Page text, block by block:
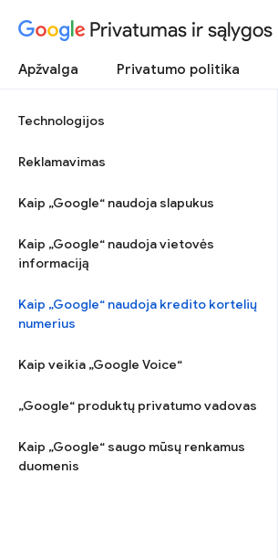
Privatumas ir sąlygos
Apžvalga Privatumo politika
Technologijos
Reklamavimas
Kaip „Google“ naudoja slapukus
Kaip „Google“ naudoja vietovės
informaciją
Kaip „Google“ naudoja kredito kortelių
numerius
Kaip veikia „Google Voice“
„Google“ produktų privatumo vadovas
Kaip „Google“ saugo mūsų renkamus
duomenis